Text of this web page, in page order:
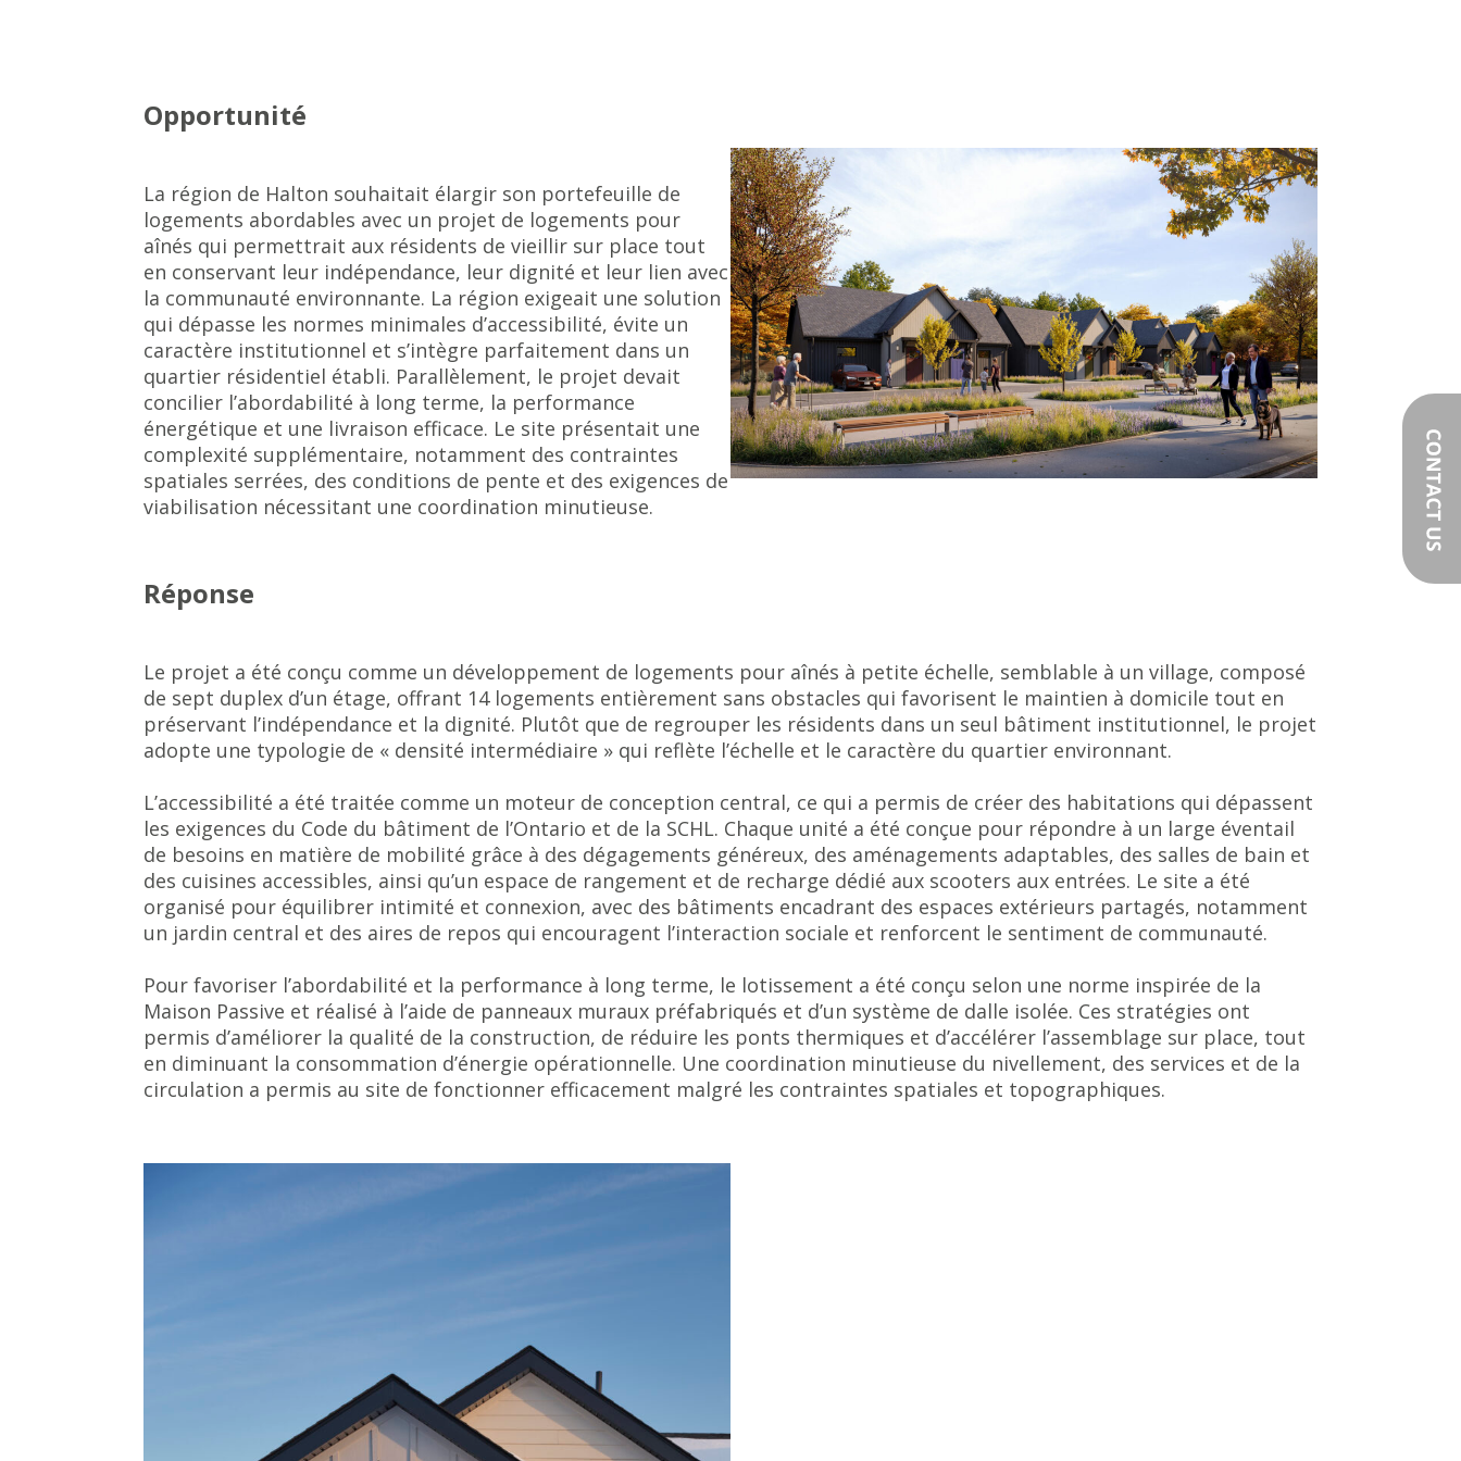
Opportunité
La région de Halton souhaitait élargir son portefeuille de
logements abordables avec un projet de logements pour
aînés qui permettrait aux résidents de vieillir sur place tout
en conservant leur indépendance, leur dignité et leur lien avec
la communauté environnante. La région exigeait une solution
qui dépasse les normes minimales d’accessibilité, évite un
caractère institutionnel et s’intègre parfaitement dans un
quartier résidentiel établi. Parallèlement, le projet devait
concilier l’abordabilité à long terme, la performance
énergétique et une livraison efficace. Le site présentait une
complexité supplémentaire, notamment des contraintes
spatiales serrées, des conditions de pente et des exigences de
viabilisation nécessitant une coordination minutieuse.
Réponse
Le projet a été conçu comme un développement de logements pour aînés à petite échelle, semblable à un village, composé
de sept duplex d’un étage, offrant 14 logements entièrement sans obstacles qui favorisent le maintien à domicile tout en
préservant l’indépendance et la dignité. Plutôt que de regrouper les résidents dans un seul bâtiment institutionnel, le projet
adopte une typologie de « densité intermédiaire » qui reflète l’échelle et le caractère du quartier environnant.
L’accessibilité a été traitée comme un moteur de conception central, ce qui a permis de créer des habitations qui dépassent
les exigences du Code du bâtiment de l’Ontario et de la SCHL. Chaque unité a été conçue pour répondre à un large éventail
de besoins en matière de mobilité grâce à des dégagements généreux, des aménagements adaptables, des salles de bain et
des cuisines accessibles, ainsi qu’un espace de rangement et de recharge dédié aux scooters aux entrées. Le site a été
organisé pour équilibrer intimité et connexion, avec des bâtiments encadrant des espaces extérieurs partagés, notamment
un jardin central et des aires de repos qui encouragent l’interaction sociale et renforcent le sentiment de communauté.
Pour favoriser l’abordabilité et la performance à long terme, le lotissement a été conçu selon une norme inspirée de la
Maison Passive et réalisé à l’aide de panneaux muraux préfabriqués et d’un système de dalle isolée. Ces stratégies ont
permis d’améliorer la qualité de la construction, de réduire les ponts thermiques et d’accélérer l’assemblage sur place, tout
en diminuant la consommation d’énergie opérationnelle. Une coordination minutieuse du nivellement, des services et de la
circulation a permis au site de fonctionner efficacement malgré les contraintes spatiales et topographiques.